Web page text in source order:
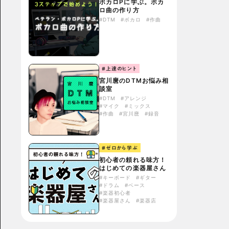
ボカロPに学ぶ。ボカ
ロ曲の作り方
#DTM #ボカロ #作曲
#上達のヒント
宮川麿のDTMお悩み相
談室
#DTM
#アレンジ
#マイク
#ミックス
#作曲
#宮川麿 #録音
#ゼロから学ぶ
初心者の頼れる味方！
はじめての楽器屋さん
#キーボード
#ギター
#ドラム
#ベース
#楽器初心者
#楽器屋さん
#楽器店